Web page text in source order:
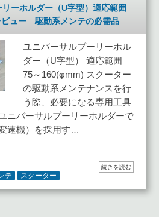
ーホルダー（U字型）適応範囲
ュー 駆動系メンテの必需品
ユニバーサルプーリーホル
ダー（U字型） 適応範囲
75～160(φmm) スクーター
の駆動系メンテナンスを行
う際、必要になる専用工具
ニバーサルプーリーホルダーで
速機）を採用す…
テ スクーター
続きを読む